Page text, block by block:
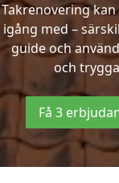
Takrenovering
igång med –
guide och
och
Få 3